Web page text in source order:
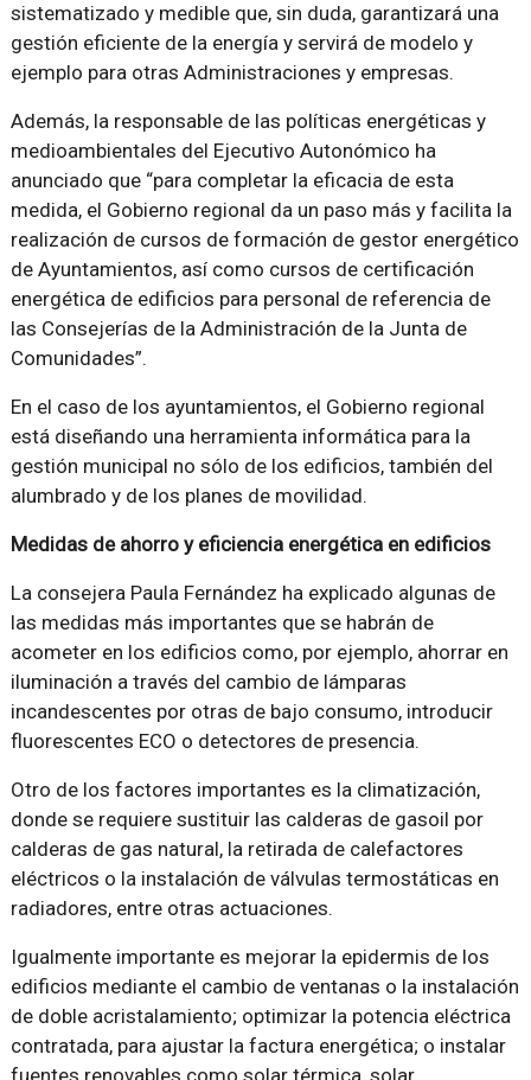
sistematizado y medible que, sin duda, garantizará una
gestión eficiente de la energía y servirá de modelo y
ejemplo para otras Administraciones y empresas.
Además, la responsable de las políticas energéticas y
medioambientales del Ejecutivo Autonómico ha
anunciado que “para completar la eficacia de esta
medida, el Gobierno regional da un paso más y facilita la
realización de cursos de formación de gestor energético
de Ayuntamientos, así como cursos de certificación
energética de edificios para personal de referencia de
las Consejerías de la Administración de la Junta de
Comunidades”.
En el caso de los ayuntamientos, el Gobierno regional
está diseñando una herramienta informática para la
gestión municipal no sólo de los edificios, también del
alumbrado y de los planes de movilidad.
Medidas de ahorro y eficiencia energética en edificios
La consejera Paula Fernández ha explicado algunas de
las medidas más importantes que se habrán de
acometer en los edificios como, por ejemplo, ahorrar en
iluminación a través del cambio de lámparas
incandescentes por otras de bajo consumo, introducir
fluorescentes ECO o detectores de presencia.
Otro de los factores importantes es la climatización,
donde se requiere sustituir las calderas de gasoil por
calderas de gas natural, la retirada de calefactores
eléctricos o la instalación de válvulas termostáticas en
radiadores, entre otras actuaciones.
Igualmente importante es mejorar la epidermis de los
edificios mediante el cambio de ventanas o la instalación
de doble acristalamiento; optimizar la potencia eléctrica
contratada, para ajustar la factura energética; o instalar
fuentes renovables como solar térmica, solar